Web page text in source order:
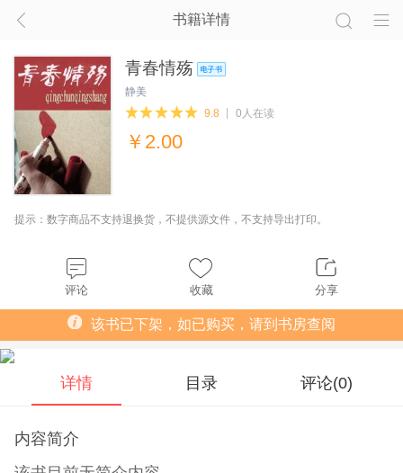
书籍详情
青春情殇
静美
9.8
0人在读
￥ 2.00
提示：数字商品不支持退换货，不提供源文件，不支持导出打印。
评论 收藏 分享
该书已下架，如已购买，请到书房查阅
详情 目录 评论(0)
内容简介